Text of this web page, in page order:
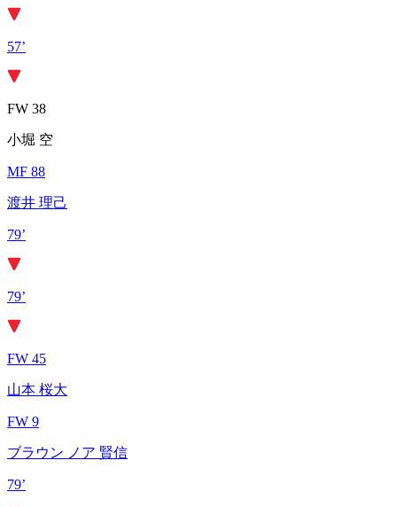
57’
FW 38
小堀 空
MF 88
渡井 理己
79’
79’
FW 45
山本 桜大
FW 9
ブラウン ノア 賢信
79’